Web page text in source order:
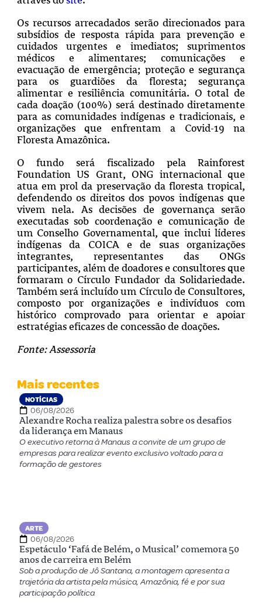
Os recursos arrecadados serão direcionados para
subsídios de resposta rápida para prevenção e
cuidados urgentes e imediatos; suprimentos
médicos e alimentares; comunicações e
evacuação de emergência; proteção e segurança
para os guardiões da floresta; segurança
alimentar e resiliência comunitária. O total de
cada doação (100%) será destinado diretamente
para as comunidades indígenas e tradicionais, e
organizações que enfrentam a Covid-19 na
Floresta Amazônica.
O fundo será fiscalizado pela Rainforest
Foundation US Grant, ONG internacional que
atua em prol da preservação da floresta tropical,
defendendo os direitos dos povos indígenas que
vivem nela. As decisões de governança serão
executadas sob coordenação e comunicação de
um Conselho Governamental, que inclui líderes
indígenas da COICA e de suas organizações
integrantes, representantes das ONGs
participantes, além de doadores e consultores que
formaram o Círculo Fundador da Solidariedade.
Também será incluído um Círculo de Consultores,
composto por organizações e indivíduos com
histórico comprovado para orientar e apoiar
estratégias eficazes de concessão de doações.
Fonte: Assessoria
Mais recentes
NOTÍCIAS
06/08/2026
Alexandre Rocha realiza palestra sobre os desafios
da liderança em Manaus
O executivo retorna à Manaus a convite de um grupo de
empresas para realizar evento exclusivo voltado para a
formação de gestores
ARTE
06/08/2026
Espetáculo ‘Fafá de Belém, o Musical’ comemora 50
anos de carreira em Belém
Sob a produção de Jô Santana, a montagem apresenta a
trajetória da artista pela música, Amazônia, fé e por sua
participação política